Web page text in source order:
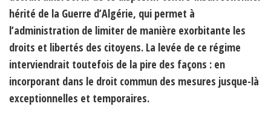
hérité de la Guerre d’Algérie, qui permet à
l’administration de limiter de manière exorbitante les
droits et libertés des citoyens. La levée de ce régime
interviendrait toutefois de la pire des façons : en
incorporant dans le droit commun des mesures jusque-là
exceptionnelles et temporaires.